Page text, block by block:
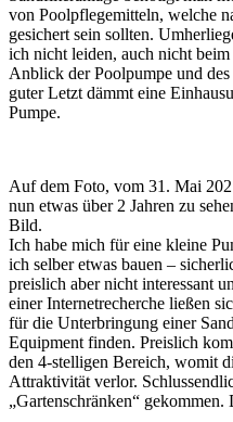
von Poolpflegemitteln, welche
gesichert sein sollten.
ich nicht leiden, auch nicht
Anblick der Poolpumpe und
guter Letzt dämmt eine
Pumpe.
Auf dem Foto, vom 31. Mai
nun etwas über 2 Jahren zu
Bild.
Ich habe mich für eine kleine
ich selber etwas bauen –
preislich aber nicht interessant
einer Internetrecherche ließen
für die Unterbringung einer
Equipment finden. Preislich
den 4-stelligen Bereich, womit
Attraktivität verlor.
„Gartenschränken“